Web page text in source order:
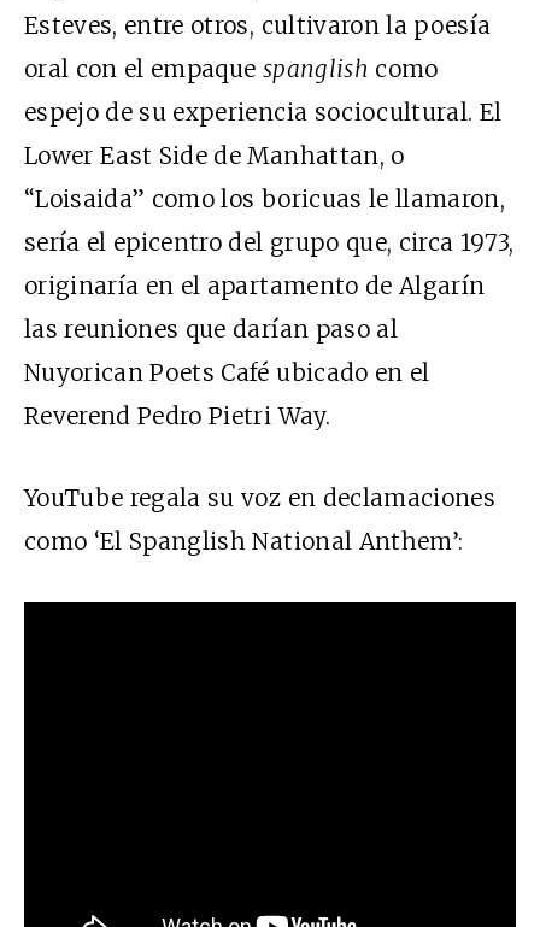
Esteves, entre otros, cultivaron la poesía
oral con el empaque spanglish como
espejo de su experiencia sociocultural. El
Lower East Side de Manhattan, o
“Loisaida” como los boricuas le llamaron,
sería el epicentro del grupo que, circa 1973,
originaría en el apartamento de Algarín
las reuniones que darían paso al
Nuyorican Poets Café ubicado en el
Reverend Pedro Pietri Way.
YouTube regala su voz en declamaciones
como ‘El Spanglish National Anthem’: